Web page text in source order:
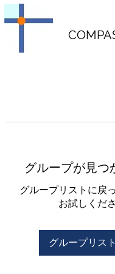
グループが見つ
グループリストに戻
お試しくださ
グループリス